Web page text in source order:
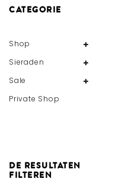
CATEGORIE
Shop
Sieraden
Sale
Private Shop
DE RESULTATEN
FILTEREN